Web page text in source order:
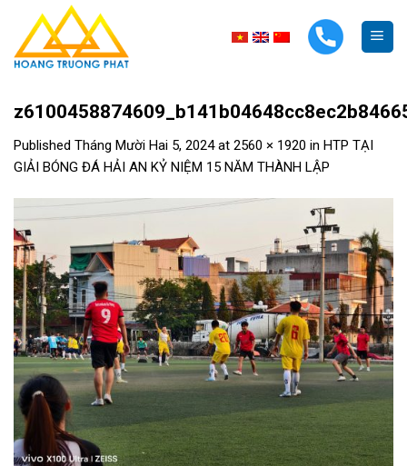
content
Published Tháng Mười Hai 5, 2024at 2560 × 1920 in HTP TẠI
GIẢI BÓNG ĐÁ HẢI AN KỶ NIỆM 15 NĂM THÀNH LẬP